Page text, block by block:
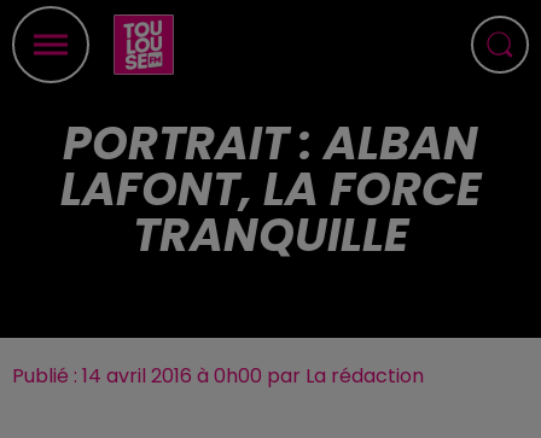
PORTRAIT : ALBAN
LAFONT, LA FORCE
TRANQUILLE
Publié : 14 avril 2016 à 0h00 par La rédaction